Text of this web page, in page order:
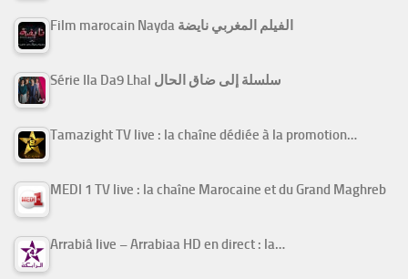
Film marocain Nayda الفيلم المغربي نايضة
Série Ila Da9 Lhal سلسلة إلى ضاق الحال
Tamazight TV live : la chaîne dédiée à la promotion…
MEDI 1 TV live : la chaîne Marocaine et du Grand Maghreb
Arrabiâ live – Arrabiaa HD en direct : la…